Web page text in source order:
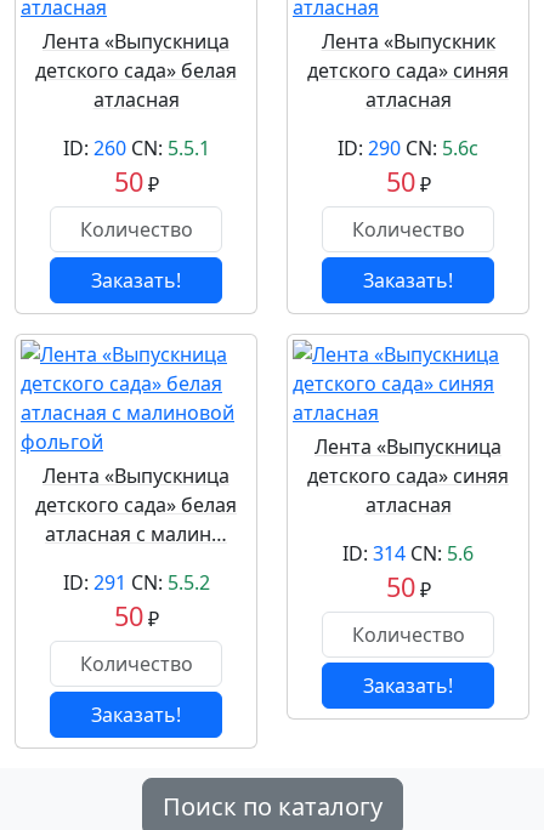
Лента «Выпускница
детского сада» белая
атласная
ID: 260CN: 5.5.1
50₽
Заказать!
Лента «Выпускник
детского сада» синяя
атласная
ID: 290 CN: 5.6с
50₽
Заказать!
Лента «Выпускница
детского сада» белая
атласная с малин…
ID: 291 CN: 5.5.2
50₽
Заказать!
Лента «Выпускница
детского сада» синяя
атласная
ID: 314 CN: 5.6
50₽
Заказать!
Поиск по каталогу